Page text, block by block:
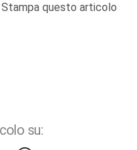
Stampa questo articolo
su: